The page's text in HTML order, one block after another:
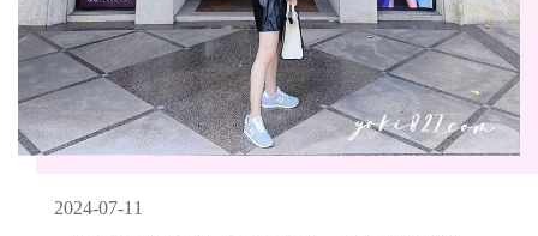
2024-07-11